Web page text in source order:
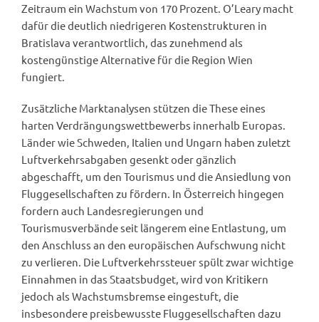
Zeitraum ein Wachstum von 170 Prozent. O’Leary macht
dafür die deutlich niedrigeren Kostenstrukturen in
Bratislava verantwortlich, das zunehmend als
kostengünstige Alternative für die Region Wien
fungiert.
Zusätzliche Marktanalysen stützen die These eines
harten Verdrängungswettbewerbs innerhalb Europas.
Länder wie Schweden, Italien und Ungarn haben zuletzt
Luftverkehrsabgaben gesenkt oder gänzlich
abgeschafft, um den Tourismus und die Ansiedlung von
Fluggesellschaften zu fördern. In Österreich hingegen
fordern auch Landesregierungen und
Tourismusverbände seit längerem eine Entlastung, um
den Anschluss an den europäischen Aufschwung nicht
zu verlieren. Die Luftverkehrssteuer spült zwar wichtige
Einnahmen in das Staatsbudget, wird von Kritikern
jedoch als Wachstumsbremse eingestuft, die
insbesondere preisbewusste Fluggesellschaften dazu